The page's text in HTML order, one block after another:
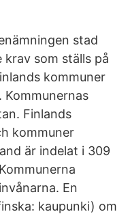
stad
krav som ställs på
kommuner
Finlands
kommuner
är indelat i 309
En
kaupunki) om